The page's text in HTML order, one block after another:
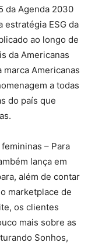
da Agenda 2030
estratégia ESG da
ao longo de
da Americanas
marca Americanas
a todas
do país que
– Para
lança em
além de contar
marketplace de
os clientes
mais sobre as
Sonhos,